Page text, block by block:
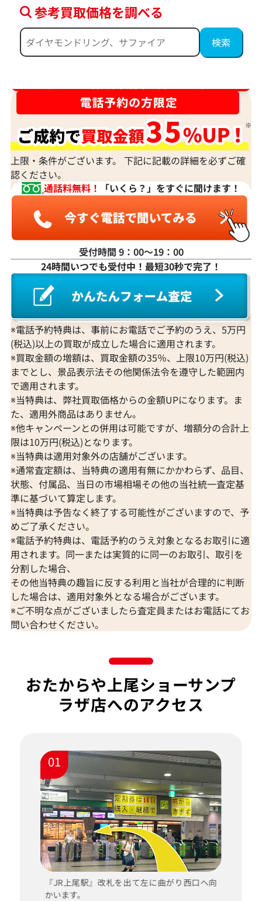
参考買取価格を調べる
上限・条件がございます。 下記に記載の詳細を必ずご確
認ください。
通話料無料！
「いくら？」をすぐに聞けます！
受付時間 9：00〜19：00
24時間いつでも受付中！最短30秒で完了！
※電話予約特典は、事前にお電話でご予約のうえ、5万円
(税込)以上の買取が成立した場合に適用されます。
※買取金額の増額は、買取金額の35％、上限10万円(税込)
までとし、景品表示法その他関係法令を遵守した範囲内
で適用されます。
※当特典は、弊社買取価格からの金額UPになります。ま
た、適用外商品はありません。
※他キャンペーンとの併用は可能ですが、増額分の合計上
限は10万円(税込)となります。
※当特典は適用対象外の店舗がございます。
※通常査定額は、当特典の適用有無にかかわらず、品目、
状態、付属品、当日の市場相場その他の当社統一査定基
準に基づいて算定します。
※当特典は予告なく終了する可能性がございますので、予
めご了承ください。
※電話予約特典は、電話予約のうえ対象となるお取引に適
用されます。同一または実質的に同一のお取引、取引を
分割した場合、
その他当特典の趣旨に反する利用と当社が合理的に判断
した場合は、適用対象外となる場合がございます。
※ご不明な点がございましたら査定員またはお電話にてお
問い合わせください。
おたからや上尾ショーサンプ
ラザ店へのアクセス
01
『JR上尾駅』改札を出て左に曲がり西口へ向
かいます。